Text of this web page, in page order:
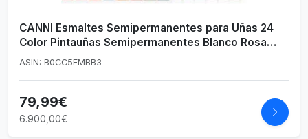
CANNI Esmaltes Semipermanentes para Uñas 24
Color Pintauñas Semipermanentes Blanco Rosa
Azul Púrpura Marrón Kit Pintauñas
ASIN: B0CC5FMBB3
79,99€
6.900,00€